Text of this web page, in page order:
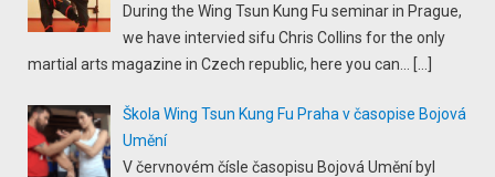
During the Wing Tsun Kung Fu seminar in Prague,
we have intervied sifu Chris Collins for the only
martial arts magazine in Czech republic, here you can...
Škola Wing Tsun Kung Fu Praha v časopise Bojová
Umění
V červnovém čísle časopisu Bojová Umění byl